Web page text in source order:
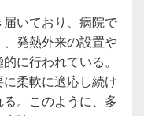
いており、病院で
発熱外来の設置や
に行われている。
柔軟に適応し続け
。このように、多